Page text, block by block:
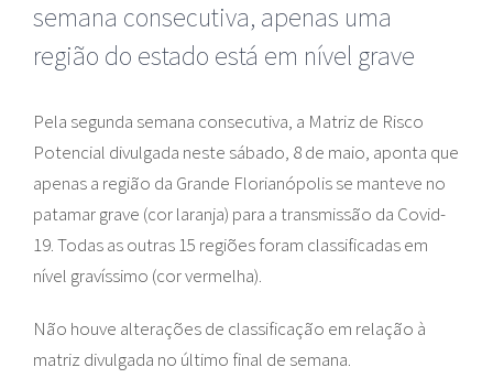
semana consecutiva, apenas uma
região do estado está em nível grave
Pela segunda semana consecutiva, a Matriz de Risco
Potencial divulgada neste sábado, 8 de maio, aponta que
apenas a região da Grande Florianópolis se manteve no
patamar grave (cor laranja) para a transmissão da Covid-
19. Todas as outras 15 regiões foram classificadas em
nível gravíssimo (cor vermelha).
Não houve alterações de classificação em relação à
matriz divulgada no último final de semana.